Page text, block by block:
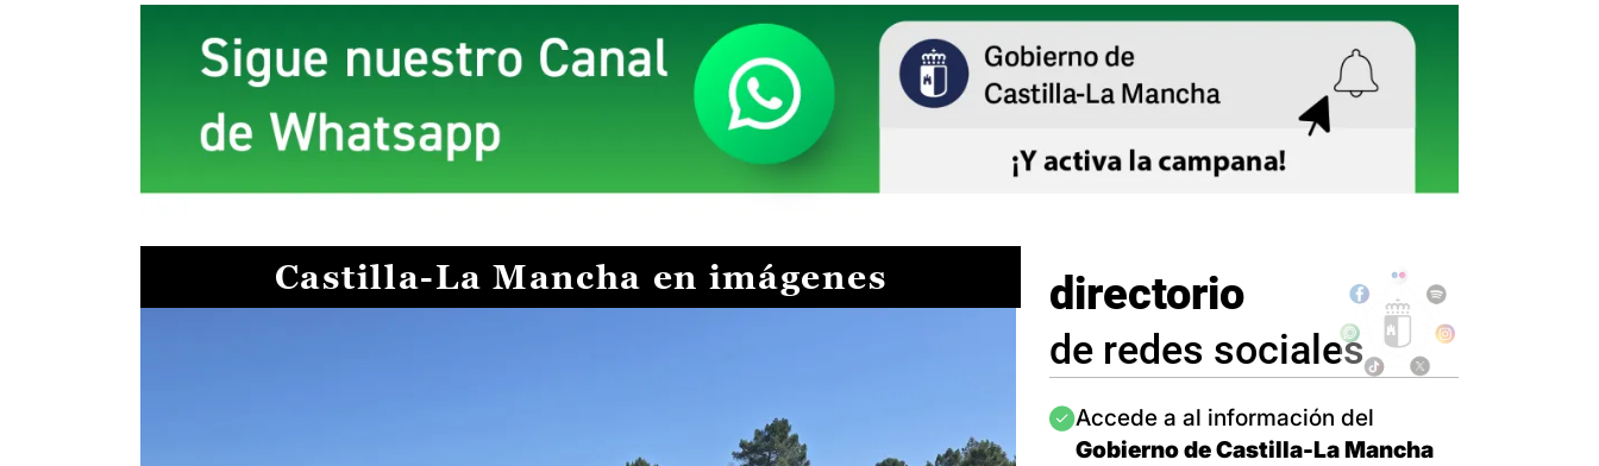
Castilla-La Mancha en imágenes directorio
de redes sociales
Imagen
Accede a al información del
Gobierno de Castilla-La Mancha